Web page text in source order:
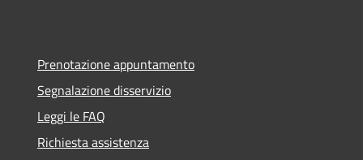
Prenotazione appuntamento
Segnalazione disservizio
Leggi le FAQ
Richiesta assistenza